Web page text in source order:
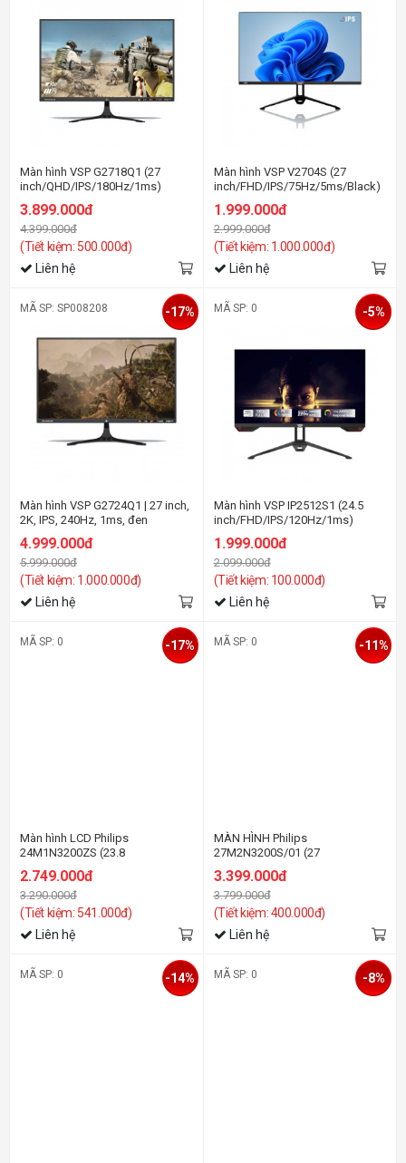
Màn hình VSP G2718Q1 (27
inch/QHD/IPS/180Hz/1ms)
3.899.000đ
4.399.000đ
(Tiết kiệm: 500.000đ)
Liên hệ
Màn hình VSP V2704S (27
inch/FHD/IPS/75Hz/5ms/Black)
1.999.000đ
2.999.000đ
(Tiết kiệm: 1.000.000đ)
Liên hệ
MÃ SP: SP008208
Màn hình VSP G2724Q1 | 27 inch,
2K, IPS, 240Hz, 1ms, đen
4.999.000đ
5.999.000đ
(Tiết kiệm: 1.000.000đ)
-17%
Liên hệ
MÃ SP: 0
Màn hình VSP IP2512S1 (24.5
inch/FHD/IPS/120Hz/1ms)
1.999.000đ
2.099.000đ
(Tiết kiệm: 100.000đ)
-5%
Liên hệ
MÃ SP: 0
Màn hình LCD Philips
24M1N3200ZS (23.8
Inch/FHD/IPS/165Hz/1ms)
2.749.000đ
3.290.000đ
(Tiết kiệm: 541.000đ)
-17%
Liên hệ
MÃ SP: 0
MÀN HÌNH Philips
27M2N3200S/01 (27
inh/FHD/IPS/180Hz/1ms/Loa)
3.399.000đ
3.799.000đ
(Tiết kiệm: 400.000đ)
-11%
Liên hệ
MÃ SP: 0 -14% MÃ SP: 0 -8%